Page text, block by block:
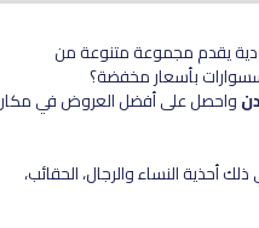
يقدم مجموعة متنوعة من
بأسعار مخفضة؟
واحصل على أفضل العروض في مكان
أحذية النساء والرجال، الحقائب،